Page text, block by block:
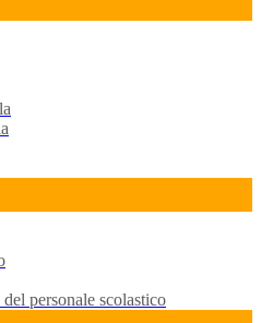
personale scolastico